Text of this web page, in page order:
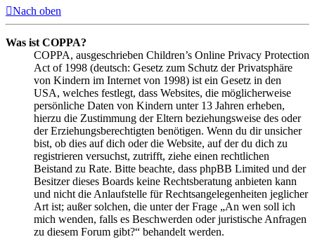
Nach oben
Was ist COPPA?
COPPA, ausgeschrieben Children’s Online Privacy Protection
Act of 1998 (deutsch: Gesetz zum Schutz der Privatsphäre
von Kindern im Internet von 1998) ist ein Gesetz in den
USA, welches festlegt, dass Websites, die möglicherweise
persönliche Daten von Kindern unter 13 Jahren erheben,
hierzu die Zustimmung der Eltern beziehungsweise des oder
der Erziehungsberechtigten benötigen. Wenn du dir unsicher
bist, ob dies auf dich oder die Website, auf der du dich zu
registrieren versuchst, zutrifft, ziehe einen rechtlichen
Beistand zu Rate. Bitte beachte, dass phpBB Limited und der
Besitzer dieses Boards keine Rechtsberatung anbieten kann
und nicht die Anlaufstelle für Rechtsangelegenheiten jeglicher
Art ist; außer solchen, die unter der Frage „An wen soll ich
mich wenden, falls es Beschwerden oder juristische Anfragen
zu diesem Forum gibt?“ behandelt werden.